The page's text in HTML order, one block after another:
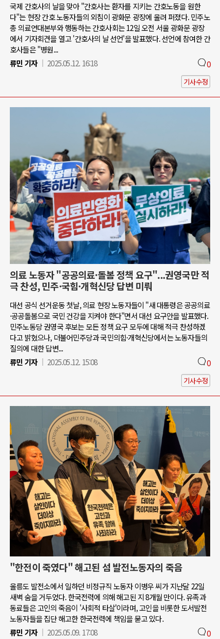
국제 간호사의 날을 맞아 "간호사는 환자를 지키는 간호노동을 원한
다"는 현장 간호 노동자들의 외침이 광화문 광장에 울려 퍼졌다. 민주노
총 의료연대본부와 행동하는 간호사회는 12일 오전 서울 광화문 광장
에서 기자회견을 열고 '간호사의 날 선언'을 발표했다. 선언에 참여한 간
호사들은 "병원...
류민 기자
2025.05.12. 16:18 0
기사수정
의료 노동자 "공공의료·돌봄 정책 요구"...권영국만 적
극 찬성, 민주·국힘·개혁신당 답변 미뤄
대선 공식 선거운동 첫날, 의료 현장 노동자들이 "새 대통령은 공공의료
·공공돌봄으로 국민 건강을 지켜야 한다"면서 대선 요구안을 발표했다.
민주노동당 권영국 후보는 모든 정책 요구 모두에 대해 적극 찬성하겠
다고 밝혔으나, 더불어민주당과 국민의힘·개혁신당에서는 노동자들의
질의에 대한 답변...
류민 기자
2025.05.12. 15:08 0
기사수정
"한전이 죽였다" 해고된 섬 발전노동자의 죽음
울릉도 발전소에서 일하던 비정규직 노동자 이병우 씨가 지난달 22일
새벽 숨을 거두었다. 한국전력에 의해 해고된 지 8개월 만이다. 유족과
동료들은 고인의 죽음이 '사회적 타살'이라며, 고인을 비롯한 도서발전
노동자들을 집단 해고한 한국전력에 책임을 묻고 있다.
류민 기자
2025.05.09. 17:08 0